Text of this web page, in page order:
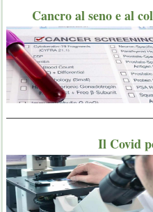
Cancro al seno e al
Il Covid